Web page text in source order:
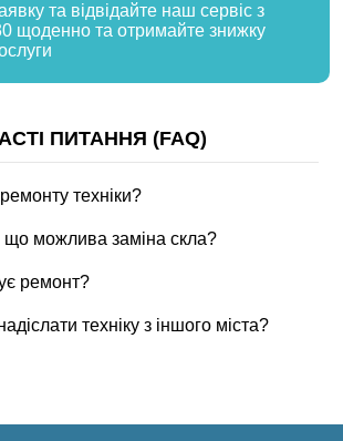
та відвідайте наш сервіс з
щоденно та отримайте знижку
ПИТАННЯ (FAQ)
техніки?
що можлива заміна скла?
ремонт?
техніку з іншого міста?